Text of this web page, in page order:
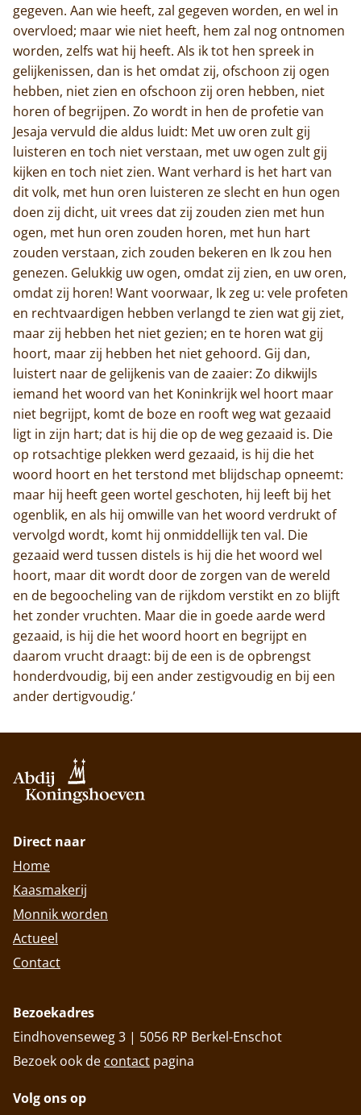
gegeven. Aan wie heeft, zal gegeven worden, en wel in
overvloed; maar wie niet heeft, hem zal nog ontnomen
worden, zelfs wat hij heeft. Als ik tot hen spreek in
gelijkenissen, dan is het omdat zij, ofschoon zij ogen
hebben, niet zien en ofschoon zij oren hebben, niet
horen of begrijpen. Zo wordt in hen de profetie van
Jesaja vervuld die aldus luidt: Met uw oren zult gij
luisteren en toch niet verstaan, met uw ogen zult gij
kijken en toch niet zien. Want verhard is het hart van
dit volk, met hun oren luisteren ze slecht en hun ogen
doen zij dicht, uit vrees dat zij zouden zien met hun
ogen, met hun oren zouden horen, met hun hart
zouden verstaan, zich zouden bekeren en Ik zou hen
genezen. Gelukkig uw ogen, omdat zij zien, en uw oren,
omdat zij horen! Want voorwaar, Ik zeg u: vele profeten
en rechtvaardigen hebben verlangd te zien wat gij ziet,
maar zij hebben het niet gezien; en te horen wat gij
hoort, maar zij hebben het niet gehoord. Gij dan,
luistert naar de gelijkenis van de zaaier: Zo dikwijls
iemand het woord van het Koninkrijk wel hoort maar
niet begrijpt, komt de boze en rooft weg wat gezaaid
ligt in zijn hart; dat is hij die op de weg gezaaid is. Die
op rotsachtige plekken werd gezaaid, is hij die het
woord hoort en het terstond met blijdschap opneemt:
maar hij heeft geen wortel geschoten, hij leeft bij het
ogenblik, en als hij omwille van het woord verdrukt of
vervolgd wordt, komt hij onmiddellijk ten val. Die
gezaaid werd tussen distels is hij die het woord wel
hoort, maar dit wordt door de zorgen van de wereld
en de begoocheling van de rijkdom verstikt en zo blijft
het zonder vruchten. Maar die in goede aarde werd
gezaaid, is hij die het woord hoort en begrijpt en
daarom vrucht draagt: bij de een is de opbrengst
honderdvoudig, bij een ander zestigvoudig en bij een
ander dertigvoudig.’
Direct naar
Home
Kaasmakerij
Monnik worden
Actueel
Contact
Bezoekadres
Eindhovenseweg 3 | 5056 RP Berkel-Enschot
Bezoek ook de contact pagina
Volg ons op